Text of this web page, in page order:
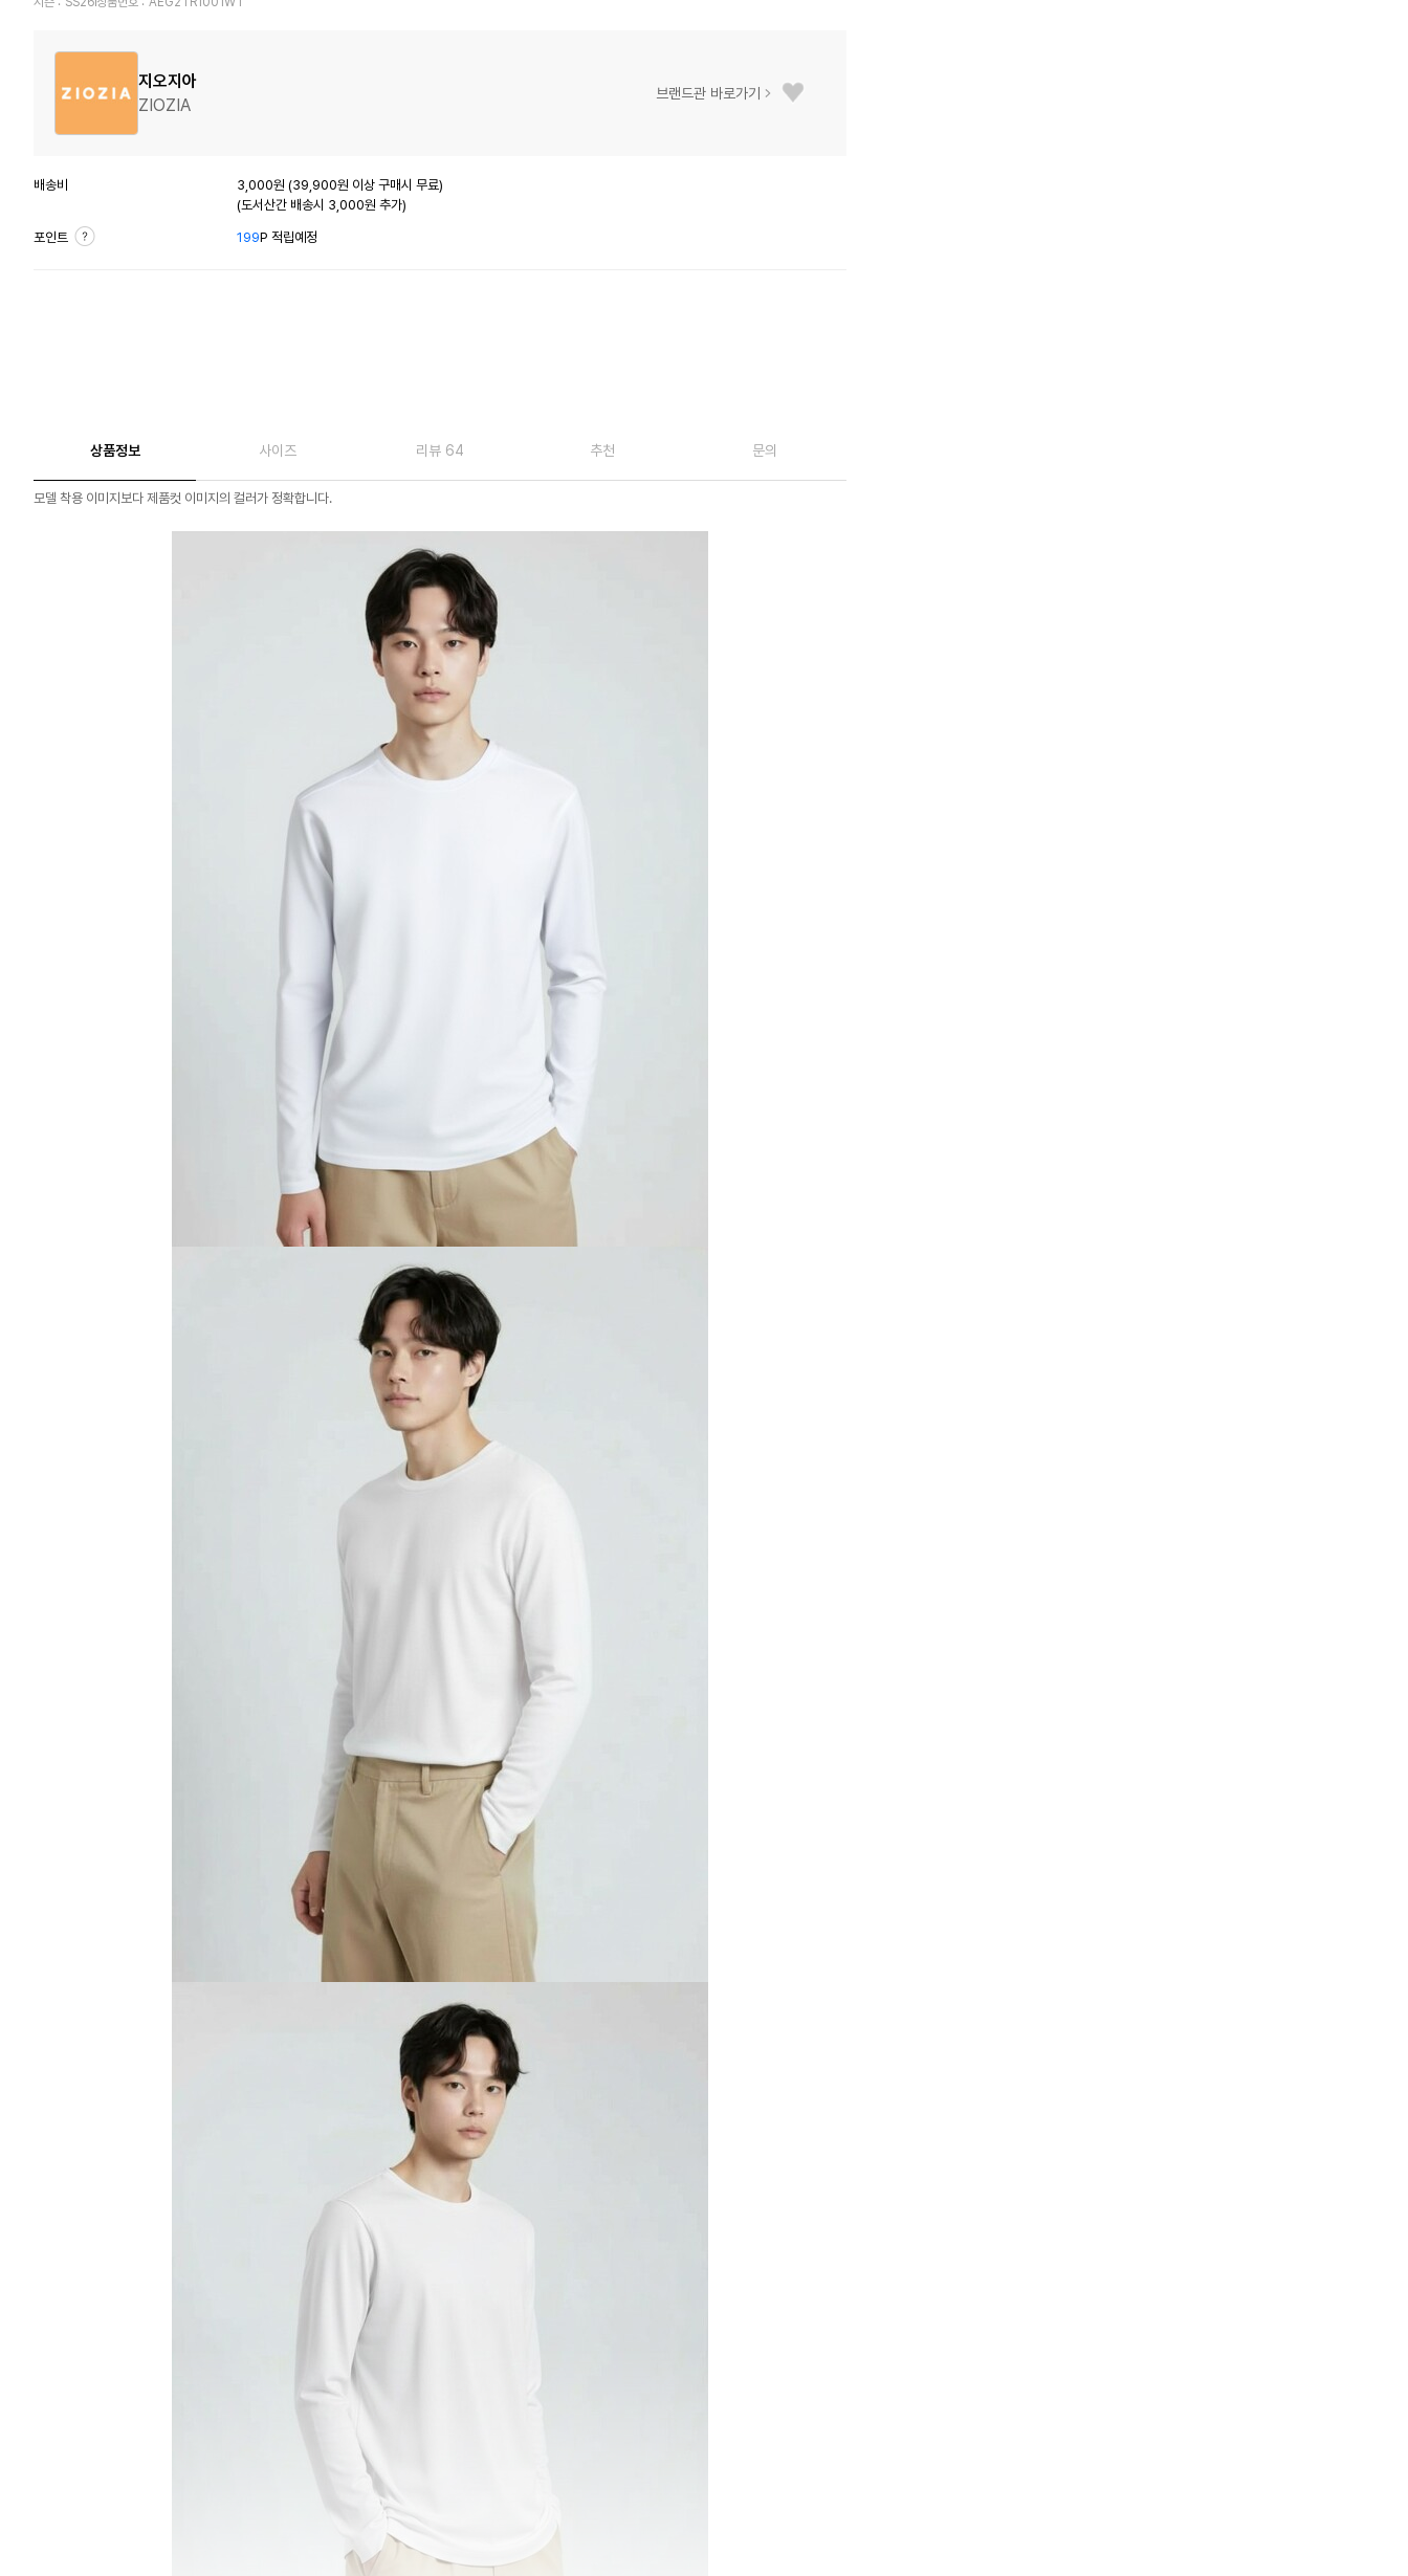
지오지아
ZIOZIA
브랜드관 바로가기
배송비
3,000원 (39,900원 이상 구매시 무료)
(도서산간 배송시 3,000원 추가)
포인트 199P 적립예정
상품정보 사이즈 리뷰 64 추천 문의
모델 착용 이미지보다 제품컷 이미지의 컬러가 정확합니다.